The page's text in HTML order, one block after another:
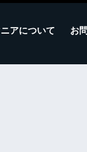
アについて お